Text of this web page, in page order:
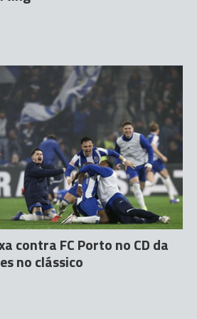
contra FC Porto no CD da
no clássico